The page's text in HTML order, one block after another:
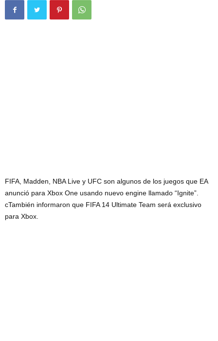
FIFA, Madden, NBA Live y UFC son algunos de los juegos que EA
anunció para Xbox One usando nuevo engine llamado “Ignite”.
cTambién informaron que FIFA 14 Ultimate Team será exclusivo
para Xbox.